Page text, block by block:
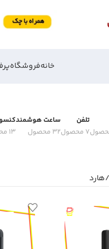
خانهفروشگاه
تلفن
7 محصول
ساعت هوشمند
32 محصول
13 محصول
هارد